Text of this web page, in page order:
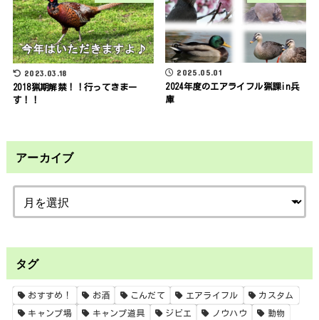
2023.03.18
2018猟期解禁！！行ってきまー
す！！
2025.05.01
2024年度のエアライフル猟課in兵
庫
アーカイブ
タグ
おすすめ！ お酒 こんだて エアライフル カスタム
キャンプ場 キャンプ道具 ジビエ ノウハウ 動物